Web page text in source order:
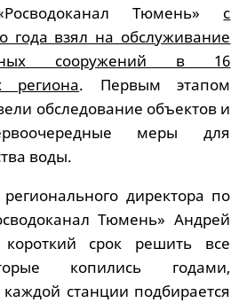
Тюмень» с
года взял на обслуживание
сооружений в 16
региона. Первым этапом
обследование объектов и
меры для
воды.
директора по
Тюмень» Андрей
срок решить все
копились годами,
станции подбирается